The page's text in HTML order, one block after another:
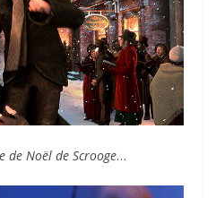
de Noël de Scrooge…